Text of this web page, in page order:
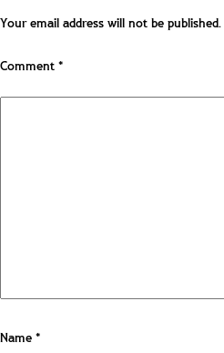
Your email address will not be published.
Comment*
Name*